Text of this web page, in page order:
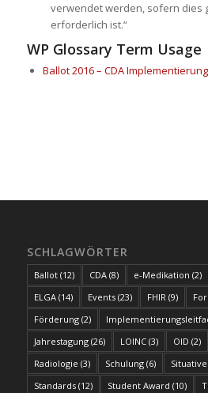
verwendet werden, sofern dies
erforderlich ist.“
WP Glossary Term Usage
Ballot 2016 – CDA
SCHLAGWÖRTER
Ballot(12) CDA(8) e-Medikation (2)
ELGA(14) Events(23) FHIR(9)
Förderung(2)
Jahrestagung(26) LOINC(3) OID (2)
Radiologie (3) Schulung(6)
Standards(12) Student Award (10)